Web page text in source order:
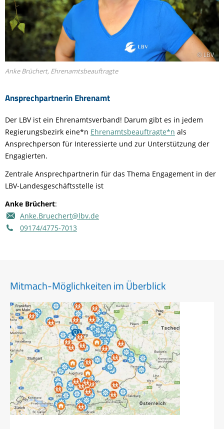
Ansprechpartnerin Ehrenamt
© LBV
Anke Brüchert, Ehrenamtsbeauftragte
Der LBV ist ein Ehrenamtsverband! Darum gibt es in jedem
Regierungsbezirk eine*n Ehrenamtsbeauftragte*n als
Ansprechperson für Interessierte und zur Unterstützung der
Engagierten.
Zentrale Ansprechpartnerin für das Thema Engagement in der
LBV-Landesgeschäftsstelle ist
Anke Brüchert:
Anke.Bruechert@lbv.de
09174/4775-7013
Mitmach-Möglichkeiten im Überblick